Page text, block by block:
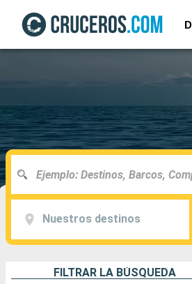
Nuestros destinos
FILTRAR LA BÚSQUEDA